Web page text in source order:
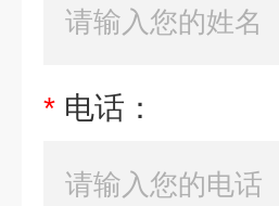
* 电话：